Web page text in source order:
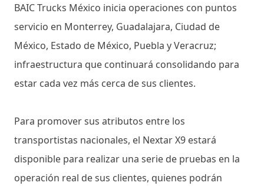
BAIC Trucks México inicia operaciones con puntos
servicio en Monterrey, Guadalajara, Ciudad de
México, Estado de México, Puebla y Veracruz;
infraestructura que continuará consolidando para
estar cada vez más cerca de sus clientes.
Para promover sus atributos entre los
transportistas nacionales, el Nextar X9 estará
disponible para realizar una serie de pruebas en la
operación real de sus clientes, quienes podrán